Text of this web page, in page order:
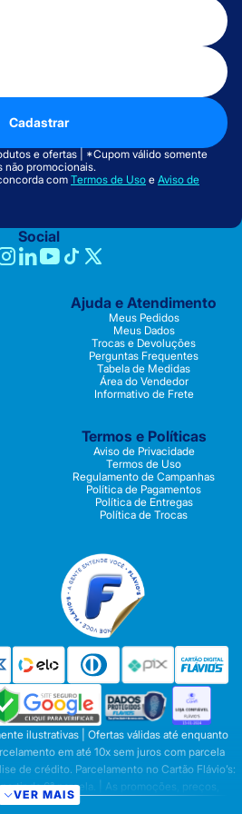
Cadastrar
e ofertas | *Cupom válido somente
não promocionais.
com Termos de Uso e Aviso de
Social
Ajuda e Atendimento
Meus Pedidos
Meus Dados
Trocas e Devoluções
Perguntas Frequentes
Tabela de Medidas
Área do Vendedor
Informativo de Frete
Termos e Políticas
Aviso de Privacidade
Termos de Uso
Regulamento de Campanhas
Política de Pagamentos
Política de Entregas
Política de Trocas
ilustrativas | Ofertas válidas até enquanto
em até 10x sem juros com parcela
de crédito. Parcelamento no Cartão Flávio’s:
da 6ª parcela. | As promoções, preços,
são válidas apenas para compras
VER MAIS